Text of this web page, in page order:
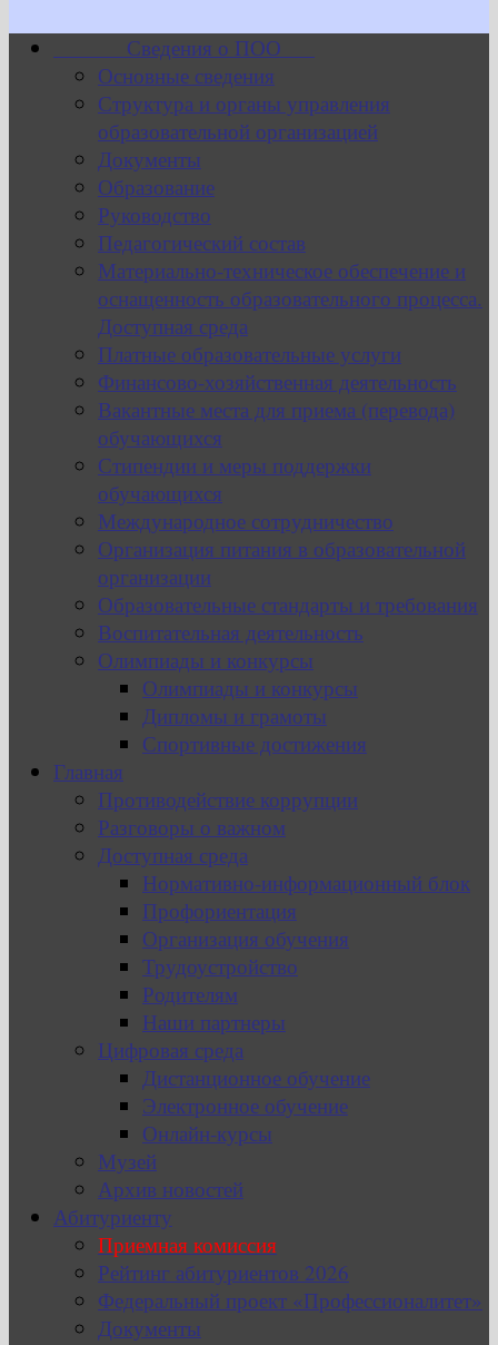
Сведения о ПОО
Основные сведения
Структура и органы управления
образовательной организацией
Документы
Образование
Руководство
Педагогический состав
Материально-техническое обеспечение и
оснащенность образовательного процесса.
Доступная среда
Платные образовательные услуги
Финансово-хозяйственная деятельность
Вакантные места для приема (перевода)
обучающихся
Стипендии и меры поддержки
обучающихся
Международное сотрудничество
Организация питания в образовательной
организации
Образовательные стандарты и требования
Воспитательная деятельность
Олимпиады и конкурсы
Олимпиады и конкурсы
Дипломы и грамоты
Спортивные достижения
Главная
Противодействие коррупции
Разговоры о важном
Доступная среда
Нормативно-информационный блок
Профориентация
Организация обучения
Трудоустройство
Родителям
Наши партнеры
Цифровая среда
Дистанционное обучение
Электронное обучение
Онлайн-курсы
Музей
Архив новостей
Абитуриенту
Приемная комиссия
Рейтинг абитуриентов 2026
Федеральный проект «Профессионалитет»
Документы